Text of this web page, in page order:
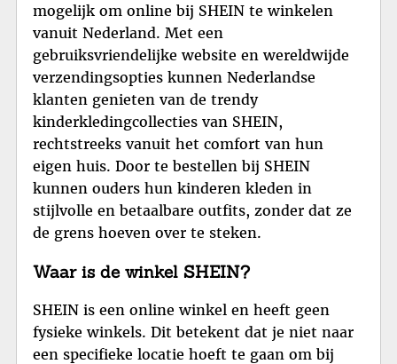
mogelijk om online bij SHEIN te winkelen
vanuit Nederland. Met een
gebruiksvriendelijke website en wereldwijde
verzendingsopties kunnen Nederlandse
klanten genieten van de trendy
kinderkledingcollecties van SHEIN,
rechtstreeks vanuit het comfort van hun
eigen huis. Door te bestellen bij SHEIN
kunnen ouders hun kinderen kleden in
stijlvolle en betaalbare outfits, zonder dat ze
de grens hoeven over te steken.
Waar is de winkel SHEIN?
SHEIN is een online winkel en heeft geen
fysieke winkels. Dit betekent dat je niet naar
een specifieke locatie hoeft te gaan om bij